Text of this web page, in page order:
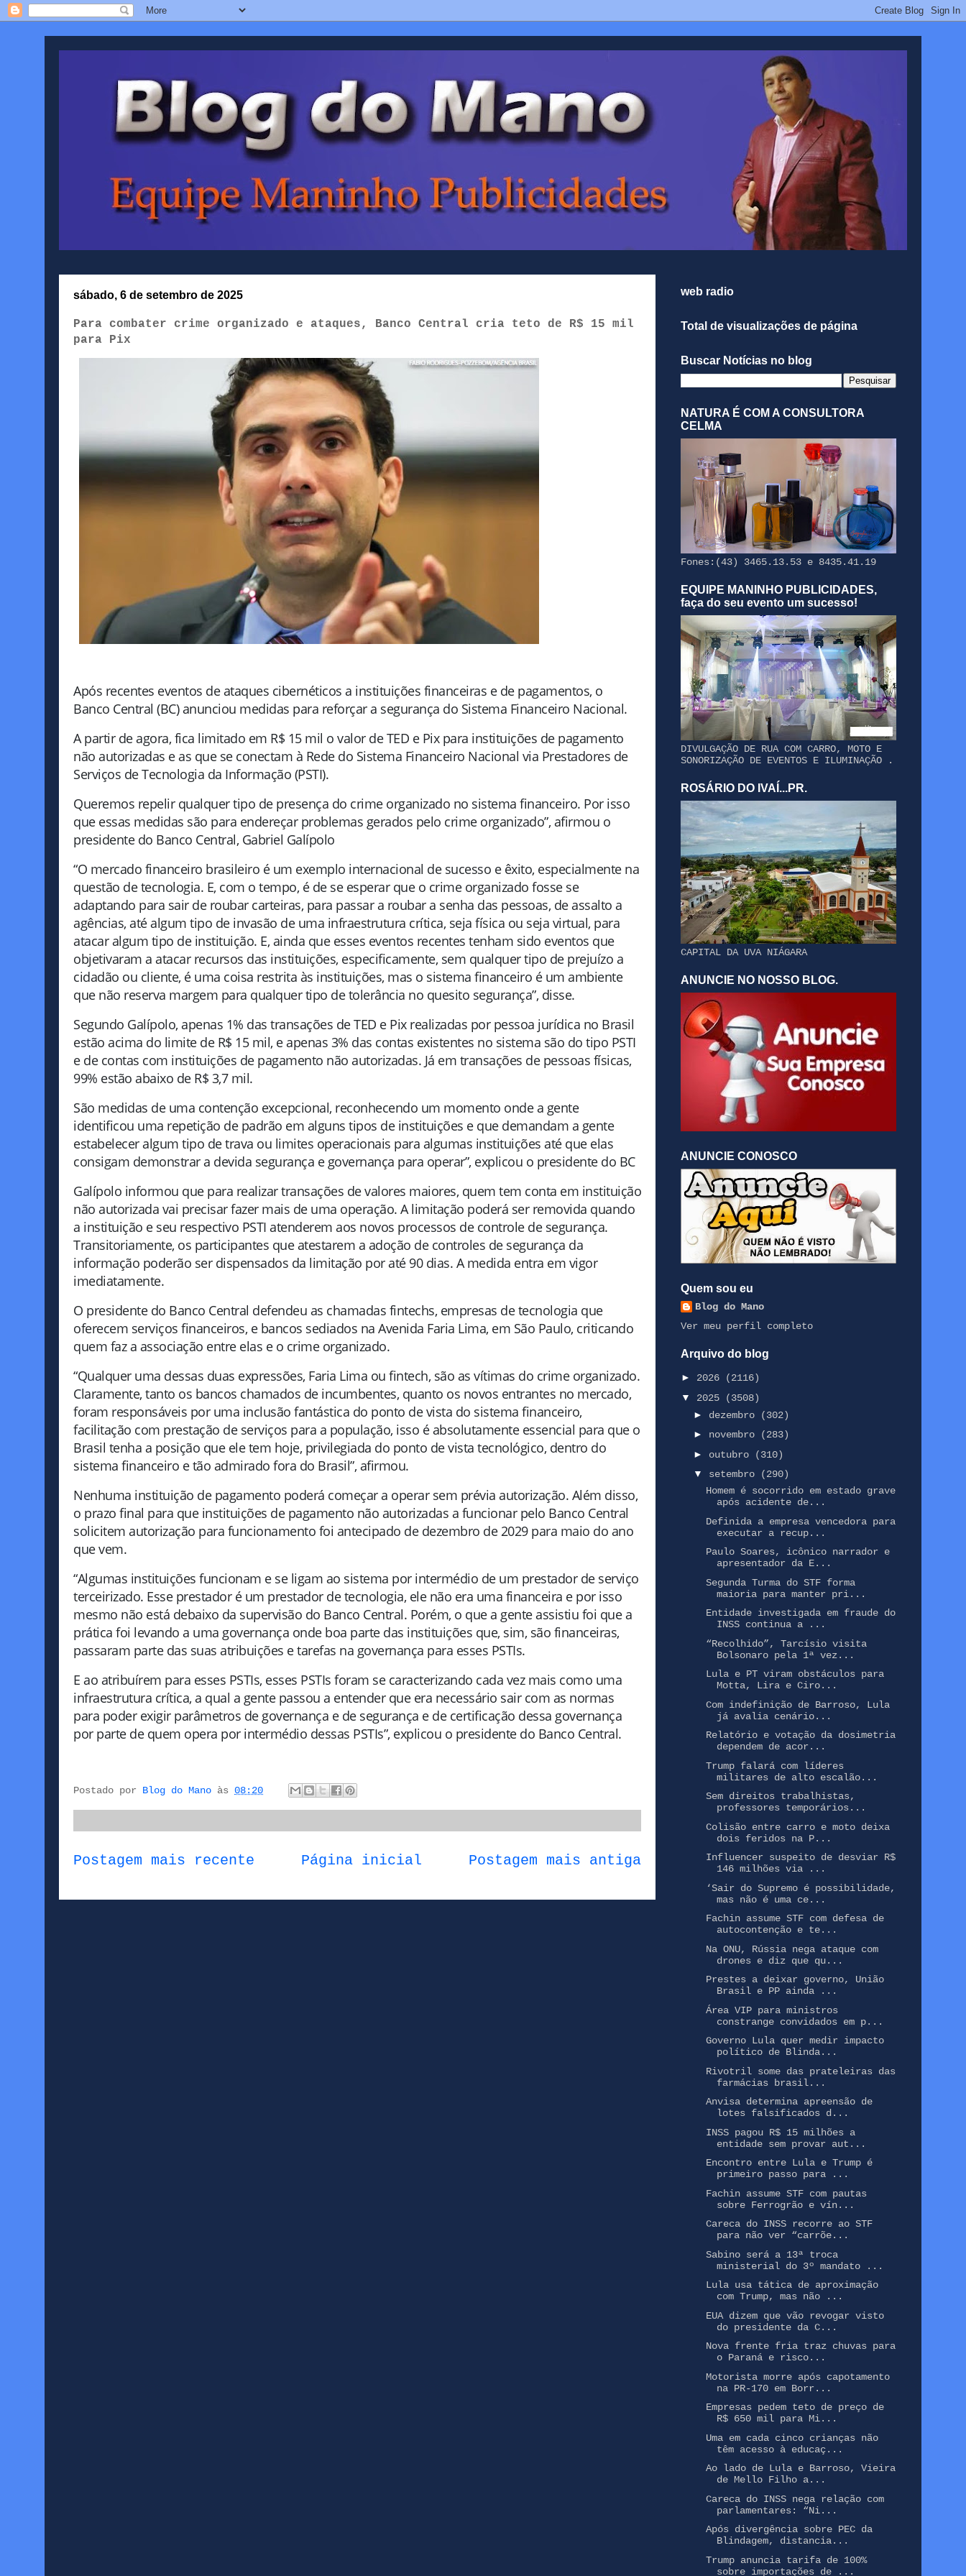
sábado, 6 de setembro de 2025
Para combater crime organizado e ataques, Banco Central cria teto de R$ 15 mil
para Pix
Após recentes eventos de ataques cibernéticos a instituições financeiras e de pagamentos, o
Banco Central (BC) anunciou medidas para reforçar a segurança do Sistema Financeiro Nacional.
A partir de agora, fica limitado em R$ 15 mil o valor de TED e Pix para instituições de pagamento
não autorizadas e as que se conectam à Rede do Sistema Financeiro Nacional via Prestadores de
Serviços de Tecnologia da Informação (PSTI).
Queremos repelir qualquer tipo de presença do crime organizado no sistema financeiro. Por isso
que essas medidas são para endereçar problemas gerados pelo crime organizado”, afirmou o
presidente do Banco Central, Gabriel Galípolo
“O mercado financeiro brasileiro é um exemplo internacional de sucesso e êxito, especialmente na
questão de tecnologia. E, com o tempo, é de se esperar que o crime organizado fosse se
adaptando para sair de roubar carteiras, para passar a roubar a senha das pessoas, de assalto a
agências, até algum tipo de invasão de uma infraestrutura crítica, seja física ou seja virtual, para
atacar algum tipo de instituição. E, ainda que esses eventos recentes tenham sido eventos que
objetivaram a atacar recursos das instituições, especificamente, sem qualquer tipo de prejuízo a
cidadão ou cliente, é uma coisa restrita às instituições, mas o sistema financeiro é um ambiente
que não reserva margem para qualquer tipo de tolerância no quesito segurança”, disse.
Segundo Galípolo, apenas 1% das transações de TED e Pix realizadas por pessoa jurídica no Brasil
estão acima do limite de R$ 15 mil, e apenas 3% das contas existentes no sistema são do tipo PSTI
e de contas com instituições de pagamento não autorizadas. Já em transações de pessoas físicas,
99% estão abaixo de R$ 3,7 mil.
São medidas de uma contenção excepcional, reconhecendo um momento onde a gente
identificou uma repetição de padrão em alguns tipos de instituições e que demandam a gente
estabelecer algum tipo de trava ou limites operacionais para algumas instituições até que elas
consigam demonstrar a devida segurança e governança para operar”, explicou o presidente do BC
Galípolo informou que para realizar transações de valores maiores, quem tem conta em instituição
não autorizada vai precisar fazer mais de uma operação. A limitação poderá ser removida quando
a instituição e seu respectivo PSTI atenderem aos novos processos de controle de segurança.
Transitoriamente, os participantes que atestarem a adoção de controles de segurança da
informação poderão ser dispensados da limitação por até 90 dias. A medida entra em vigor
imediatamente.
O presidente do Banco Central defendeu as chamadas fintechs, empresas de tecnologia que
oferecem serviços financeiros, e bancos sediados na Avenida Faria Lima, em São Paulo, criticando
quem faz a associação entre elas e o crime organizado.
“Qualquer uma dessas duas expressões, Faria Lima ou fintech, são as vítimas do crime organizado.
Claramente, tanto os bancos chamados de incumbentes, quanto os novos entrantes no mercado,
foram responsáveis por uma inclusão fantástica do ponto de vista do sistema financeiro,
facilitação com prestação de serviços para a população, isso é absolutamente essencial para que o
Brasil tenha a posição que ele tem hoje, privilegiada do ponto de vista tecnológico, dentro do
sistema financeiro e tão admirado fora do Brasil”, afirmou.
Nenhuma instituição de pagamento poderá começar a operar sem prévia autorização. Além disso,
o prazo final para que instituições de pagamento não autorizadas a funcionar pelo Banco Central
solicitem autorização para funcionamento foi antecipado de dezembro de 2029 para maio do ano
que vem.
“Algumas instituições funcionam e se ligam ao sistema por intermédio de um prestador de serviço
terceirizado. Esse prestador é um prestador de tecnologia, ele não era uma financeira e por isso
mesmo não está debaixo da supervisão do Banco Central. Porém, o que a gente assistiu foi que a
prática foi levando a uma governança onde boa parte das instituições que, sim, são financeiras,
passaram parte das suas atribuições e tarefas na governança para esses PSTIs.
E ao atribuírem para esses PSTIs, esses PSTIs foram se caracterizando cada vez mais como uma
infraestrutura crítica, a qual a gente passou a entender que era necessário sair com as normas
para poder exigir parâmetros de governança e de segurança e de certificação dessa governança
por parte de quem opera por intermédio dessas PSTIs”, explicou o presidente do Banco Central.
Postado por Blog do Mano às 08:20
Postagem mais recente Postagem mais antiga
Página inicial
web radio
Total de visualizações de página
Buscar Notícias no blog
NATURA É COM A CONSULTORA
CELMA
Fones:(43) 3465.13.53 e 8435.41.19
EQUIPE MANINHO PUBLICIDADES,
faça do seu evento um sucesso!
DIVULGAÇÃO DE RUA COM CARRO, MOTO E
SONORIZAÇÃO DE EVENTOS E ILUMINAÇÃO .
ROSÁRIO DO IVAÍ...PR.
CAPITAL DA UVA NIÁGARA
ANUNCIE NO NOSSO BLOG.
ANUNCIE CONOSCO
Quem sou eu
Blog do Mano
Ver meu perfil completo
Arquivo do blog
► 2026
(2116)
▼ 2025
(3508)
► dezembro
(302)
► novembro
(283)
► outubro
(310)
▼ setembro
(290)
Homem é socorrido em estado grave
após acidente de...
Definida a empresa vencedora para
executar a recup...
Paulo Soares, icônico narrador e
apresentador da E...
Segunda Turma do STF forma
maioria para manter pri...
Entidade investigada em fraude do
INSS continua a ...
“Recolhido”, Tarcísio visita
Bolsonaro pela 1ª vez...
Lula e PT viram obstáculos para
Motta, Lira e Ciro...
Com indefinição de Barroso, Lula
já avalia cenário...
Relatório e votação da dosimetria
dependem de acor...
Trump falará com líderes
militares de alto escalão...
Sem direitos trabalhistas,
professores temporários...
Colisão entre carro e moto deixa
dois feridos na P...
Influencer suspeito de desviar R$
146 milhões via ...
‘Sair do Supremo é possibilidade,
mas não é uma ce...
Fachin assume STF com defesa de
autocontenção e te...
Na ONU, Rússia nega ataque com
drones e diz que qu...
Prestes a deixar governo, União
Brasil e PP ainda ...
Área VIP para ministros
constrange convidados em p...
Governo Lula quer medir impacto
político de Blinda...
Rivotril some das prateleiras das
farmácias brasil...
Anvisa determina apreensão de
lotes falsificados d...
INSS pagou R$ 15 milhões a
entidade sem provar aut...
Encontro entre Lula e Trump é
primeiro passo para ...
Fachin assume STF com pautas
sobre Ferrogrão e vín...
Careca do INSS recorre ao STF
para não ver “carrõe...
Sabino será a 13ª troca
ministerial do 3º mandato ...
Lula usa tática de aproximação
com Trump, mas não ...
EUA dizem que vão revogar visto
do presidente da C...
Nova frente fria traz chuvas para
o Paraná e risco...
Motorista morre após capotamento
na PR-170 em Borr...
Empresas pedem teto de preço de
R$ 650 mil para Mi...
Uma em cada cinco crianças não
têm acesso à educaç...
Ao lado de Lula e Barroso, Vieira
de Mello Filho a...
Careca do INSS nega relação com
parlamentares: “Ni...
Após divergência sobre PEC da
Blindagem, distancia...
Trump anuncia tarifa de 100%
sobre importações de ...